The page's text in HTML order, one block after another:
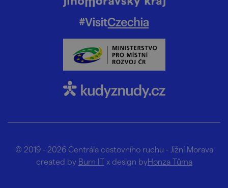
© 2019 - 2026 Centrála cestovního ruchu - Jižní Morava
created by Burn ITx design byHonza Tůma